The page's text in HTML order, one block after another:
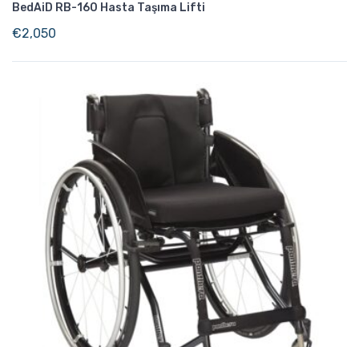
BedAiD RB-160 Hasta Taşıma Lifti
€2,050